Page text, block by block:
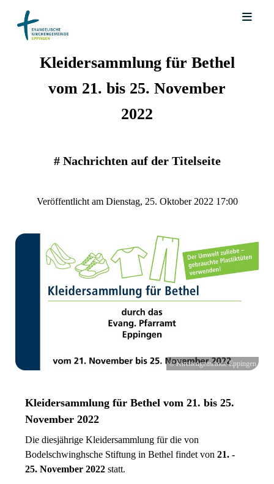
Kleidersammlung für Bethel
vom 21. bis 25. November
2022
# Nachrichten auf der Titelseite
Veröffentlicht am Dienstag, 25. Oktober 2022 17:00
© Kirchengemeinde Eppingen
Kleidersammlung für Bethel vom 21. bis 25.
November 2022
Die diesjährige Kleidersammlung für die von
Bodelschwinghsche Stiftung in Bethel findet von 21. -
25. November 2022 statt.